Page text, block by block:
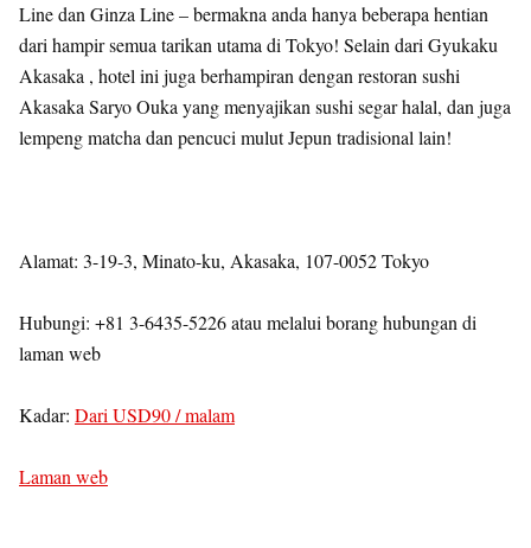
Line dan Ginza Line – bermakna anda hanya beberapa hentian
dari hampir semua tarikan utama di Tokyo! Selain dari Gyukaku
Akasaka , hotel ini juga berhampiran dengan restoran sushi
Akasaka Saryo Ouka yang menyajikan sushi segar halal, dan juga
lempeng matcha dan pencuci mulut Jepun tradisional lain!
Alamat: 3-19-3, Minato-ku, Akasaka, 107-0052 Tokyo
Hubungi: +81 3-6435-5226 atau melalui borang hubungan di
laman web
Kadar: Dari USD90 / malam
Laman web